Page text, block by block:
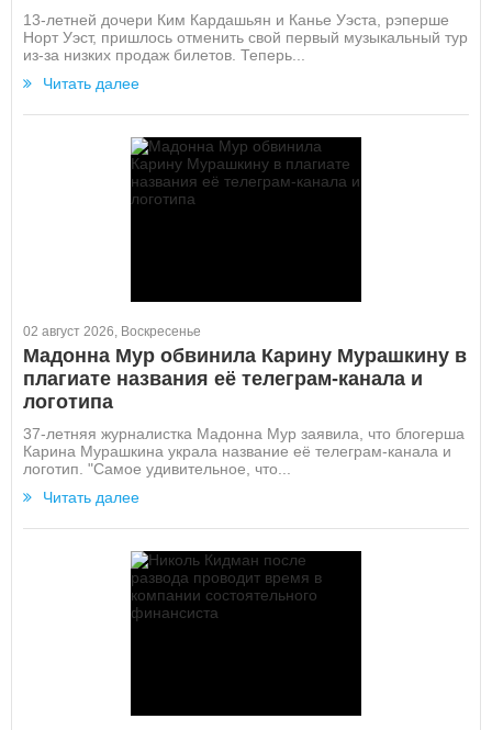
13-летней дочери Ким Кардашьян и Канье Уэста, рэперше
Норт Уэст, пришлось отменить свой первый музыкальный тур
из-за низких продаж билетов. Теперь...
Читать далее
02 август 2026, Воскресенье
Мадонна Мур обвинила Карину Мурашкину в
плагиате названия её телеграм-канала и
логотипа
37-летняя журналистка Мадонна Мур заявила, что блогерша
Карина Мурашкина украла название её телеграм-канала и
логотип. "Самое удивительное, что...
Читать далее